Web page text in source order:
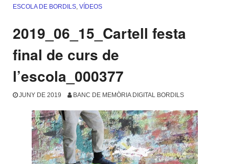
ESCOLA DE BORDILS VÍDEOS
2019_06_15_Cartell festa
final de curs de
l’escola_000377
JUNY DE 2019 BANC DE MEMÒRIA DIGITAL BORDILS